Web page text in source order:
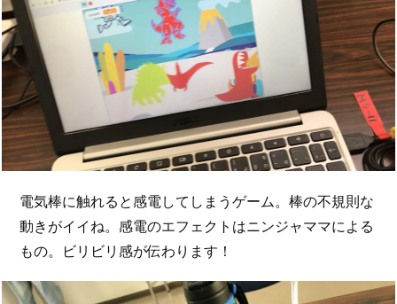
電気棒に触れると感電してしまうゲーム。棒の不規則な
動きがイイね。感電のエフェクトはニンジャママによる
もの。ビリビリ感が伝わります！